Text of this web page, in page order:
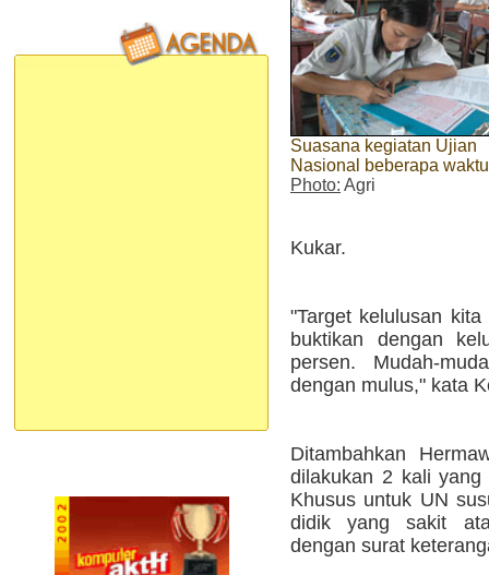
Suasana kegiatan Ujian
Nasional beberapa
Photo: Agri
Kukar.
"Target kelulusan
buktikan dengan
persen. Mudah-
dengan mulus," kata
Ditambahkan
dilakukan 2 kali
Khusus untuk UN
didik yang sakit
dengan surat